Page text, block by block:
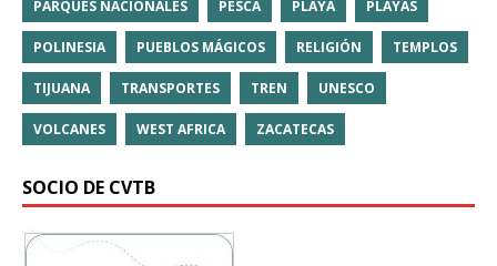
PARQUES NACIONALES PESCA PLAYA PLAYAS
POLINESIA PUEBLOS MÁGICOS RELIGIÓN TEMPLOS
TIJUANA TRANSPORTES TREN UNESCO
VOLCANES WEST AFRICA ZACATECAS
SOCIO DE CVTB